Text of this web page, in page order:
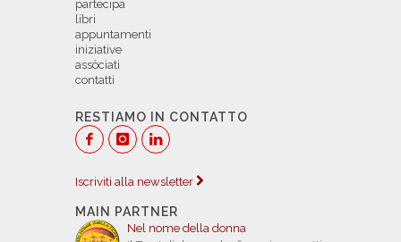
partecipa
libri
appuntamenti
iniziative
assòciati
contatti
RESTIAMO IN CONTATTO
Iscriviti alla newsletter
MAIN PARTNER
Nel nome della donna